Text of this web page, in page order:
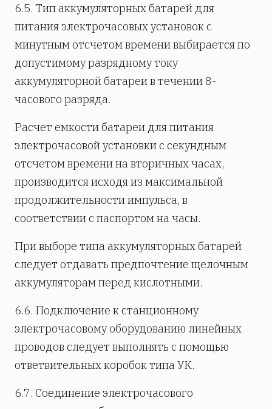
6.5. Тип аккумуляторных батарей для
питания электрочасовых установок с
минутным отсчетом времени выбирается по
допустимому разрядному току
аккумуляторной батареи в течении 8-
часового разряда.
Расчет емкости батареи для питания
электрочасовой установки с секундным
отсчетом времени на вторичных часах,
производится исходя из максимальной
продолжительности импульса, в
соответствии с паспортом на часы.
При выборе типа аккумуляторных батарей
следует отдавать предпочтение щелочным
аккумуляторам перед кислотными.
6.6. Подключение к станционному
электрочасовому оборудованию линейных
проводов следует выполнять с помощью
ответвительных коробок типа УК.
6.7. Соединение электрочасового